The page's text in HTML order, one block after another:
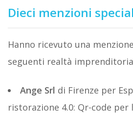
Dieci menzioni
Hanno ricevuto una
seguenti realtà
Ange Srl di Firenze per
ristorazione 4.0: Qr-code per